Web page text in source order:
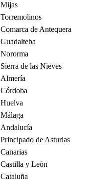
Mijas
Torremolinos
Comarca de Antequera
Guadalteba
Nororma
Sierra de las Nieves
Almería
Córdoba
Huelva
Málaga
Andalucía
Principado de Asturias
Canarias
Castilla y León
Cataluña